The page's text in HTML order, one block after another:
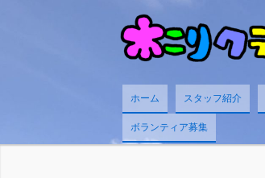
ホーム スタッフ紹介
ボランティア募集